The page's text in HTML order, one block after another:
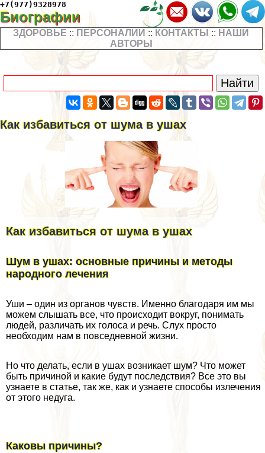
+7(977)9328978
Биографии
ЗДОРОВЬЕ :: ПЕРСОНАЛИИ :: КОНТАКТЫ :: НАШИ
АВТОРЫ
Как избавиться от шума в ушах
Как избавиться от шума в ушах
Шум в ушах: основные причины и методы
народного лечения
Уши – один из органов чувств. Именно благодаря им мы
можем слышать все, что происходит вокруг, понимать
людей, различать их голоса и речь. Слух просто
необходим нам в повседневной жизни.
Но что делать, если в ушах возникает шум? Что может
быть причиной и какие будут последствия? Все это вы
узнаете в статье, так же, как и узнаете способы излечения
от этого недуга.
Каковы причины?